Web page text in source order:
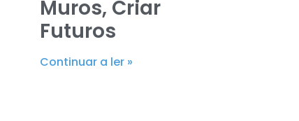
Muros, Criar
Futuros
Continuar a ler »